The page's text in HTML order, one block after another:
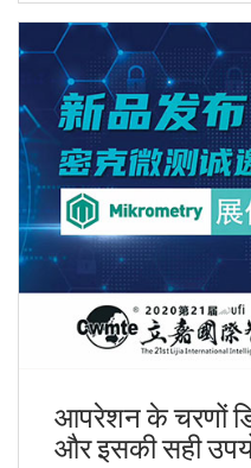
आपरेशन के चरणों
और इसकी सही